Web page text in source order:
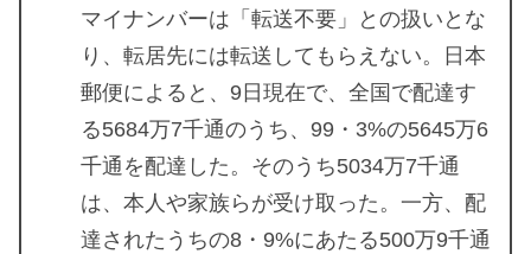
マイナンバーは「転送不要」との扱いとな
り、転居先には転送してもらえない。日本
郵便によると、9日現在で、全国で配達す
る5684万7千通のうち、99・3%の5645万6
千通を配達した。そのうち5034万7千通
は、本人や家族らが受け取った。一方、配
達されたうちの8・9%にあたる500万9千通